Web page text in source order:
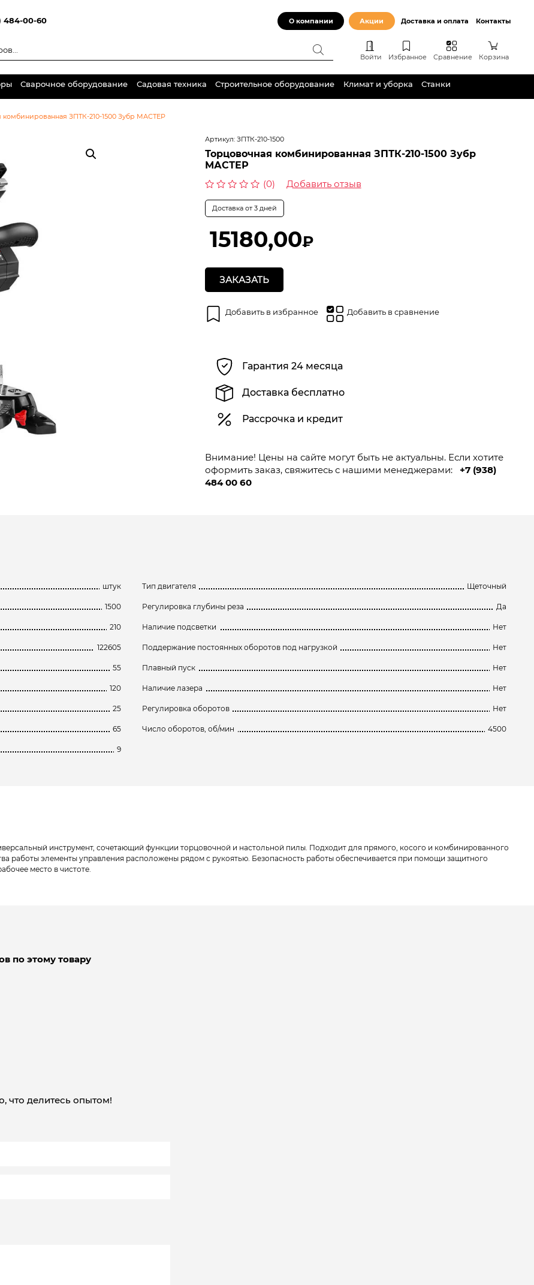
484-00-60 О компании Акции Доставка и оплата Контакты
Войти Избранное Сравнение Корзина
Сварочное оборудование Садовая техника Строительное оборудование Климат и уборка Станки
комбинированная ЗПТК-210-1500 Зубр МАСТЕР
Артикул:ЗПТК-210-1500
Торцовочная комбинированная ЗПТК-210-1500 Зубр
МАСТЕР
0
из
(0) Добавить отзыв
Доставка от 3 дней
15180,00₽
ЗАКАЗАТЬ
Добавить в избранное Добавить в сравнение
Гарантия 24 месяца
Доставка бесплатно
Рассрочка и кредит
Внимание! Цены на сайте могут быть не актуальны. Если хотите
оформить заказ, свяжитесь с нашими менеджерами:
+7 (938)
484 00 60
штук
1500
210
122605
55
120
25
65
9
Тип двигателя Щеточный
Регулировка глубины реза Да
Наличие подсветки Нет
Поддержание постоянных оборотов под нагрузкой Нет
Плавный пуск Нет
Наличие лазера Нет
Регулировка оборотов Нет
Число оборотов, об/мин 4500
инструмент, сочетающий функции торцовочной и настольной пилы. Подходит для прямого, косого и комбинированного
работы элементы управления расположены рядом с рукоятью. Безопасность работы обеспечивается при помощи защитного
место в чистоте.
по этому товару
что делитесь опытом!